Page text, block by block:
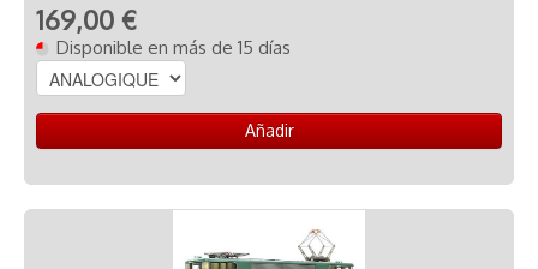
169,00 €
Disponible en más de 15 días
Añadir